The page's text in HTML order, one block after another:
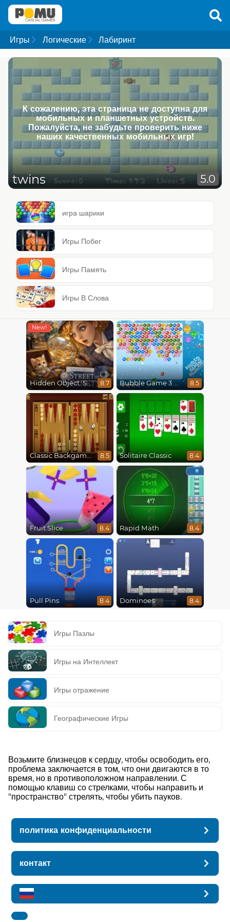
Игры Логические Лабиринт
К сожалению, эта страница не доступна для
мобильных и планшетных устройств.
Пожалуйста, не забудьте проверить ниже
наших качественных мобильных игр!
twins 5.0
игра шарики
Игры Побег
Игры Память
Игры В Слова
Hidden Object: Street Of Secrets 8.7 Bubble Game 3 Christmas 8.5
Classic Backgammon 8.5 Solitaire Classic 8.4
Fruit Slice 8.4 Rapid Math 8.4
Pull Pins 8.4 Dominoes 8.4
Игры Пазлы
Игры на Интеллект
Игры отражение
Географические Игры
Возьмите близнецов к сердцу, чтобы освободить его,
проблема заключается в том, что они двигаются в то
время, но в противоположном направлении. С
помощью клавиш со стрелками, чтобы направить и
"пространство" стрелять, чтобы убить пауков.
политика конфиденциальности
контакт